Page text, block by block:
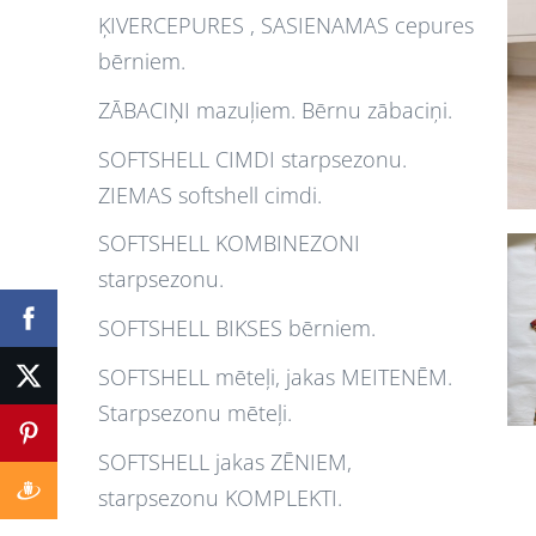
ĶIVERCEPURES , SASIENAMAS cepures
bērniem.
ZĀBACIŅI mazuļiem. Bērnu zābaciņi.
SOFTSHELL CIMDI starpsezonu.
ZIEMAS softshell cimdi.
SOFTSHELL KOMBINEZONI
starpsezonu.
SOFTSHELL BIKSES bērniem.
SOFTSHELL mēteļi, jakas MEITENĒM.
Starpsezonu mēteļi.
SOFTSHELL jakas ZĒNIEM,
starpsezonu KOMPLEKTI.